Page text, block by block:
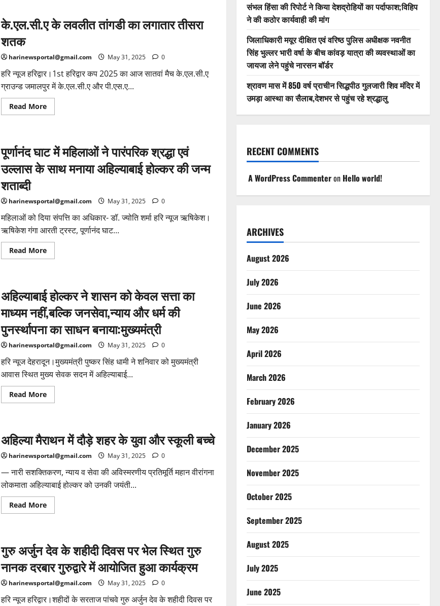
हरिद्वार
जिले
नए
इंस्पेक्टर,कप्तान
प्रमेन्द्र
सिंह
डोबाल
ने
नए
निरीक्षकों
को
के.एल.सी.ए के लवलीत तांगडी का लगातार तीसरा
शतक
harinewsportal@gmail.com May 31, 2025 0
हरि न्यूज हरिद्वार।1st हरिद्वार कप 2025 का आज सातवां मैच के.एल.सी.ए
ग्राउन्ड जमालपुर में के.एल.सी.ए और पी.एस.ए...
Read MoreRead
more
तांगडी
का
तीसरा
शतक
पूर्णानंद घाट में महिलाओं ने पारंपरिक श्रद्धा एवं
उल्लास के साथ मनाया अहिल्याबाई होल्कर की जन्म
शताब्दी
harinewsportal@gmail.com May 31, 2025 0
महिलाओं को दिया संपत्ति का अधिकार- डॉ. ज्योति शर्मा हरि न्यूज ऋषिकेश।
ऋषिकेश गंगा आरती ट्रस्ट, पूर्णानंद घाट...
Read MoreRead
more
महिलाओं
ने
पारंपरिक
श्रद्धा
एवं
उल्लास
के
साथ
मनाया
अहिल्याबाई
होल्कर
की
जन्म
शताब्दी
अहिल्याबाई होल्कर ने शासन को केवल सत्ता का
माध्यम नहीं,बल्कि जनसेवा,न्याय और धर्म की
पुनर्स्थापना का साधन बनाया:मुख्यमंत्री
harinewsportal@gmail.com May 31, 2025 0
हरि न्यूज देहरादून।मुख्यमंत्री पुष्कर सिंह धामी ने शनिवार को मुख्यमंत्री
आवास स्थित मुख्य सेवक सदन में अहिल्याबाई...
Read MoreRead
more
शासन
को
सत्ता
माध्यम
नहीं,बल्कि
जनसेवा,न्याय
धर्म
की
पुनर्स्थापना
अहिल्या मैराथन में दौड़े शहर के युवा और स्कूली बच्चे
harinewsportal@gmail.com May 31, 2025 0
— नारी सशक्तिकरण, न्याय व सेवा की अविस्मरणीय प्रतिमूर्ति महान वीरांगना
लोकमाता अहिल्याबाई होल्कर को उनकी जयंती...
Read MoreRead
more
दौड़े
शहर
युवा
और
स्कूली
गुरु अर्जुन देव के शहीदी दिवस पर भेल स्थित गुरु
नानक दरबार गुरुद्वारे में आयोजित हुआ कार्यक्रम
harinewsportal@gmail.com May 31, 2025 0
हरि न्यूज हरिद्वार।शहीदों के सरताज पांचवे गुरु अर्जुन देव के शहीदी दिवस पर
संभल हिंसा की रिपोर्ट ने किया देशद्रोहियों का पर्दाफाश;विहिप
ने की कठोर कार्यवाही की मांग
जिलाधिकारी मयूर दीक्षित एवं वरिष्ठ पुलिस अधीक्षक नवनीत
सिंह भुल्लर भारी वर्षा के बीच कांवड़ यात्रा की व्यवस्थाओं का
जायजा लेने पहुंचे नारसन बॉर्डर
श्रावण मास में 850 वर्ष प्राचीन सिद्धपीठ गुलजारी शिव मंदिर में
उमड़ा आस्था का सैलाब,देशभर से पहुंच रहे श्रद्धालु
RECENT COMMENTS
A WordPress Commenteron Hello world!
ARCHIVES
August 2026
July 2026
June 2026
May 2026
April 2026
March 2026
February 2026
January 2026
December 2025
November 2025
October 2025
September 2025
August 2025
July 2025
June 2025